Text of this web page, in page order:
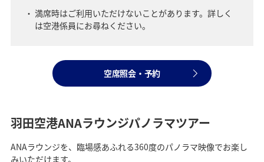
満席時はご利用いただけないことがあります。詳しく
は空港係員にお尋ねください。
空席照会・予約
羽田空港ANAラウンジパノラマツアー
ANAラウンジを、臨場感あふれる360度のパノラマ映像でお楽し
みいただけます。